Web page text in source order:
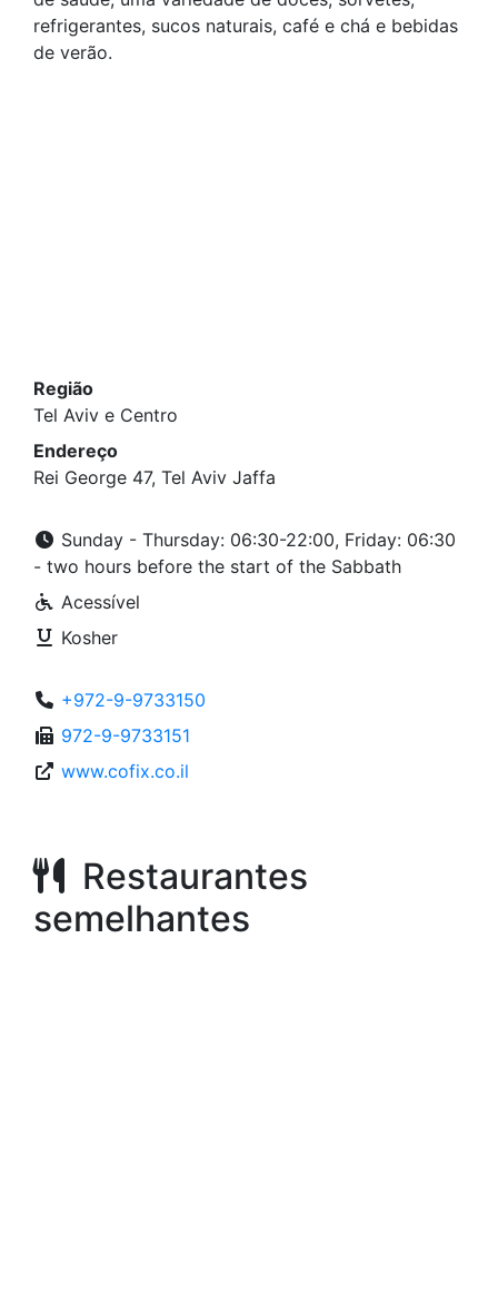
refrigerantes, sucos naturais, café e chá e bebidas
de verão.
Região
Tel Aviv e Centro
Endereço
Rei George 47, Tel Aviv Jaffa
Sunday - Thursday: 06:30-22:00, Friday: 06:30
- two hours before the start of the Sabbath
Acessível
Kosher
+972-9-9733150
972-9-9733151
www.cofix.co.il
Restaurantes
semelhantes